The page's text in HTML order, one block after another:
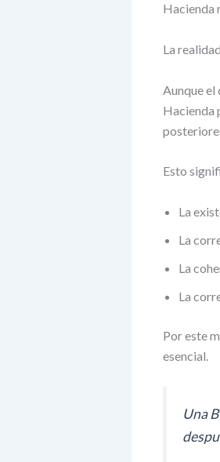
Hacienda
La
Aunque
Hacienda
Esto
La
La
La
La
Por este
esencial.
Una